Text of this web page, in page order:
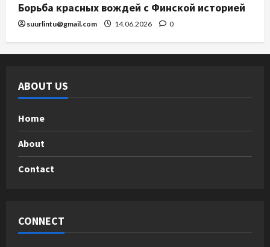
Борьба красных вождей с Финской историей
suurlintu@gmail.com 14.06.2026 0
ABOUT US
Home
About
Contact
CONNECT